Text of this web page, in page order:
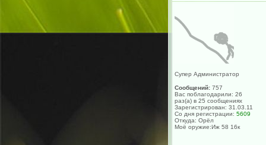
Супер Администратор
Сообщений: 757
Вас поблагодарили: 26
раз(а) в 25 сообщениях
Зарегистрирован: 31.03.11
Со дня регистрации: 5609
Откуда: Орёл
Моё оружие:Иж 58 16к